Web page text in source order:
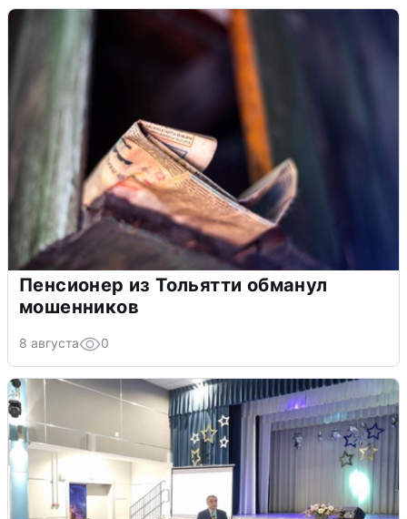
Пенсионер из Тольятти обманул
мошенников
8 августа 0